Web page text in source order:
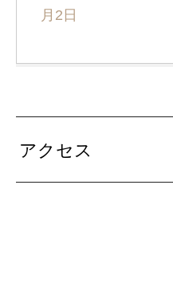
月2日
アクセス